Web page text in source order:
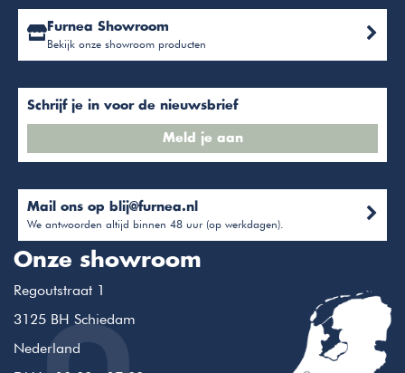
Furnea Showroom
Bekijk onze showroom producten
Schrijf je in voor de nieuwsbrief
Meld je aan
Mail ons op blij@furnea.nl
We antwoorden altijd binnen 48 uur (op werkdagen).
Onze showroom
Regoutstraat 1
3125 BH Schiedam
Nederland